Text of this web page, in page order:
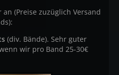
(Preise zuzüglich Versand
(div. Bände). Sehr guter
wir pro Band 25-30€